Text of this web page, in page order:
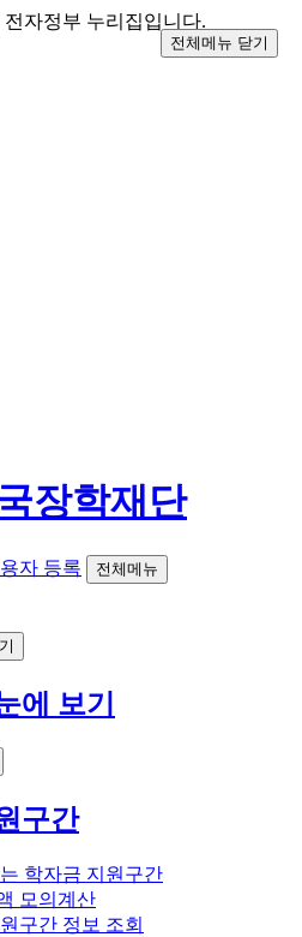
자정부 누리집입니다.
자 등록 전체메뉴
에 보기
구간
학자금 지원구간
모의계산
구간 정보 조회
전체메뉴 닫기